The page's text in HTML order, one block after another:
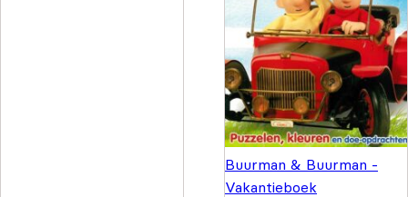
Buurman & Buurman -
Vakantieboek